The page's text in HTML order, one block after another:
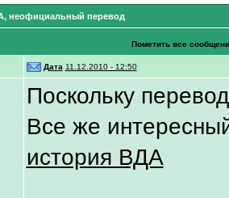
, неофициальный перевод
Пометить все
Дата 11.12.2010 - 12:50
Поскольку
Все же
история ВДА